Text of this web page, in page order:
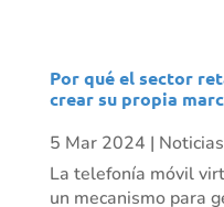
Por qué el sector
crear su propia
5 Mar 2024 | Noticias
La telefonía móvil
un mecanismo para